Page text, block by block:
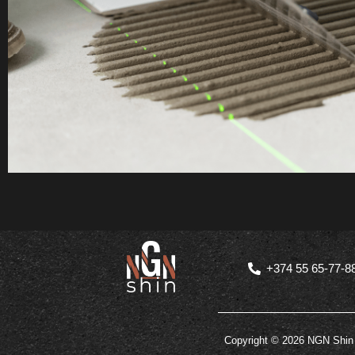
+374 55 65-77-
Copyright © 2026 NGN